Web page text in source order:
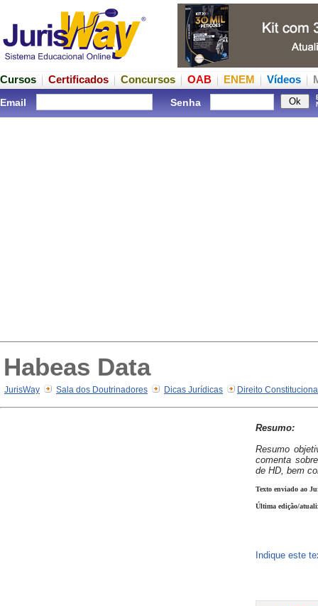
Cursos Certificados Concursos OAB ENEM Vídeos
Email Senha
Habeas Data
JurisWay Sala dos Doutrinadores Dicas Jurídicas Direito
Resumo:
Resumo
comenta
de HD, bem
Texto enviado ao
Última edição/
Indique este